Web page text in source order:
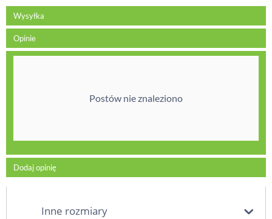
Wysyłka
Opinie
Postów nie znaleziono
Dodaj opinię
Inne rozmiary